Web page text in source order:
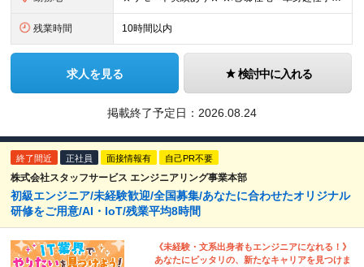
残業時間 10時間以内
求人を見る 検討中に入れる
掲載終了予定日： 2026.08.24
終了間近 正社員 面接情報有 自己PR不要
株式会社スタッフサービス エンジニアリング事業本部
初級エンジニア/未経験歓迎/全国募集/あなたに合わせたオリジナル
研修をご用意/AI・IoT/残業平均8時間
《未経験・文系出身者もエンジニアになれる！》
あなたにピッタリの、新たなキャリアを見つけま